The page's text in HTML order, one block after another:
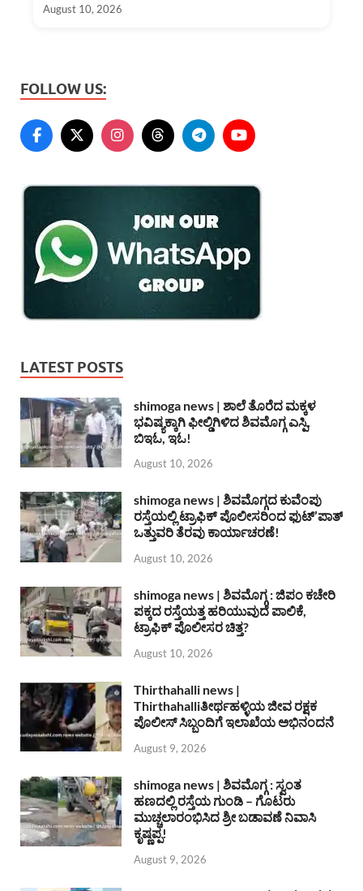
August 10, 2026
FOLLOW US:
LATEST POSTS
shimoga news | ಶಾಲೆ ತೊರೆದ ಮಕ್ಕಳ
ಭವಿಷ್ಯಕ್ಕಾಗಿ ಫೀಲ್ಡಿಗಿಳಿದ ಶಿವಮೊಗ್ಗ ಎಸ್ಪಿ,
ಬಿಇಓ, ಇಓ!
August 10, 2026
shimoga news | ಶಿವಮೊಗ್ಗದ ಕುವೆಂಪು
ರಸ್ತೆಯಲ್ಲಿ ಟ್ರಾಫಿಕ್ ಪೊಲೀಸರಿಂದ ಫುಟ್’ಪಾತ್
ಒತ್ತುವರಿ ತೆರವು ಕಾರ್ಯಾಚರಣೆ!
August 10, 2026
shimoga news | ಶಿವಮೊಗ್ಗ : ಜಿಪಂ ಕಚೇರಿ
ಪಕ್ಕದ ರಸ್ತೆಯತ್ತ ಹರಿಯುವುದೆ ಪಾಲಿಕೆ,
ಟ್ರಾಫಿಕ್ ಪೊಲೀಸರ ಚಿತ್ತ?
August 10, 2026
Thirthahalli news |
Thirthahalliತೀರ್ಥಹಳ್ಳಿಯ ಜೀವ ರಕ್ಷಕ
ಪೊಲೀಸ್ ಸಿಬ್ಬಂದಿಗೆ ಇಲಾಖೆಯ ಅಭಿನಂದನೆ
August 9, 2026
shimoga news | ಶಿವಮೊಗ್ಗ : ಸ್ವಂತ
ಹಣದಲ್ಲಿ ರಸ್ತೆಯ ಗುಂಡಿ – ಗೊಟರು
ಮುಚ್ಚಲಾರಂಭಿಸಿದ ಶ್ರೀ ಬಡಾವಣೆ ನಿವಾಸಿ
ಕೃಷ್ಣಪ್ಪ!
August 9, 2026